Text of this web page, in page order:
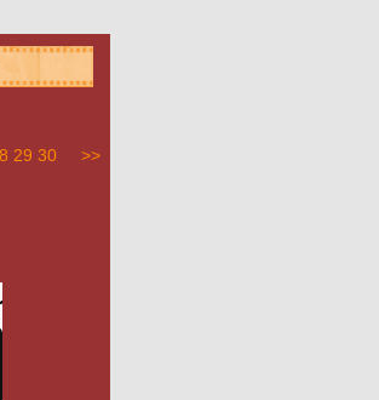
29 30
>>